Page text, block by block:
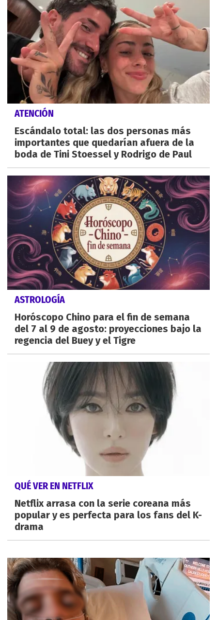
ATENCIÓN
Escándalo total: las dos personas más
importantes que quedarían afuera de la
boda de Tini Stoessel y Rodrigo de Paul
ASTROLOGÍA
Horóscopo Chino para el fin de semana
del 7 al 9 de agosto: proyecciones bajo la
regencia del Buey y el Tigre
QUÉ VER EN NETFLIX
Netflix arrasa con la serie coreana más
popular y es perfecta para los fans del K-
drama